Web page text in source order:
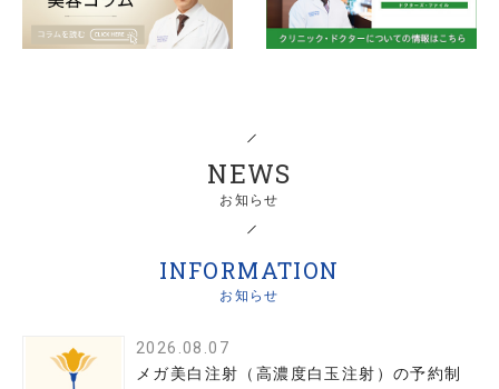
NEWS
お知らせ
INFORMATION
お知らせ
2026.08.07
メガ美白注射（高濃度白玉注射）の予約制